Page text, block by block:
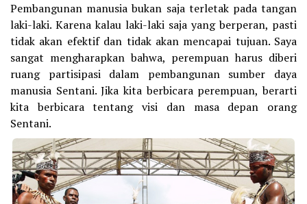
Pembangunan manusia bukan saja terletak pada tangan
laki-laki. Karena kalau laki-laki saja yang berperan, pasti
tidak akan efektif dan tidak akan mencapai tujuan. Saya
sangat mengharapkan bahwa, perempuan harus diberi
ruang partisipasi dalam pembangunan sumber daya
manusia Sentani. Jika kita berbicara perempuan, berarti
kita berbicara tentang visi dan masa depan orang
Sentani.